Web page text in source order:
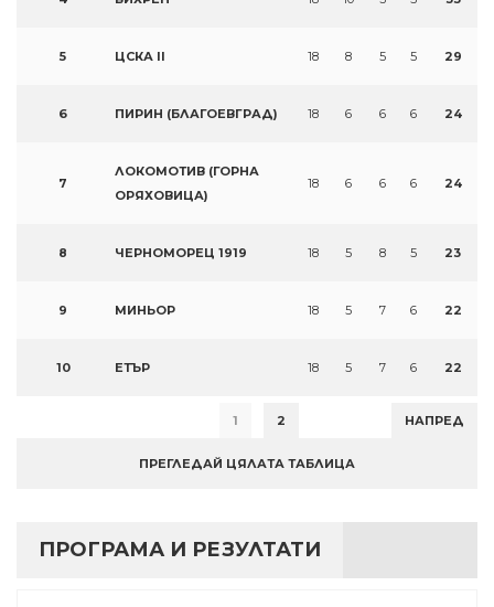
5 ЦСКА II 18 8 5 5 29
6 ПИРИН (БЛАГОЕВГРАД) 18 6 6 6 24
7
ЛОКОМОТИВ (ГОРНА
ОРЯХОВИЦА)
18 6 6 6 24
8 ЧЕРНОМОРЕЦ 1919 18 5 8 5 23
9 МИНЬОР 18 5 7 6 22
10 ЕТЪР 18 5 7 6 22
1 2 НАПРЕД
ПРЕГЛЕДАЙ ЦЯЛАТА ТАБЛИЦА
ПРОГРАМА И РЕЗУЛТАТИ